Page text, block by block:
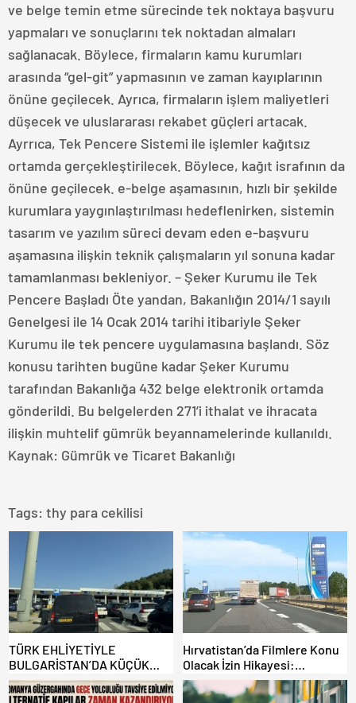
ve belge temin etme sürecinde tek noktaya başvuru
yapmaları ve sonuçlarını tek noktadan almaları
sağlanacak. Böylece, firmaların kamu kurumları
arasında “gel-git” yapmasının ve zaman kayıplarının
önüne geçilecek. Ayrıca, firmaların işlem maliyetleri
düşecek ve uluslararası rekabet güçleri artacak.
Ayrrıca, Tek Pencere Sistemi ile işlemler kağıtsız
ortamda gerçekleştirilecek. Böylece, kağıt israfının da
önüne geçilecek. e-belge aşamasının, hızlı bir şekilde
kurumlara yaygınlaştırılması hedeflenirken, sistemin
tasarım ve yazılım süreci devam eden e-başvuru
aşamasına ilişkin teknik çalışmaların yıl sonuna kadar
tamamlanması bekleniyor. – Şeker Kurumu ile Tek
Pencere Başladı Öte yandan, Bakanlığın 2014/1 sayılı
Genelgesi ile 14 Ocak 2014 tarihi itibariyle Şeker
Kurumu ile tek pencere uygulamasına başlandı. Söz
konusu tarihten bugüne kadar Şeker Kurumu
tarafından Bakanlığa 432 belge elektronik ortamda
gönderildi. Bu belgelerden 271’i ithalat ve ihracata
ilişkin muhtelif gümrük beyannamelerinde kullanıldı.
Kaynak: Gümrük ve Ticaret Bakanlığı
Tags: thy para cekilisi
TÜRK EHLİYETİYLE
BULGARİSTAN’DA KÜÇÜK
HATA, ARACINA 6 AY EL
KONULMASINA YOL AÇTI
Hırvatistan’da Filmlere Konu
Olacak İzin Hikayesi:
Benzinlikte Eşini Unuttu!